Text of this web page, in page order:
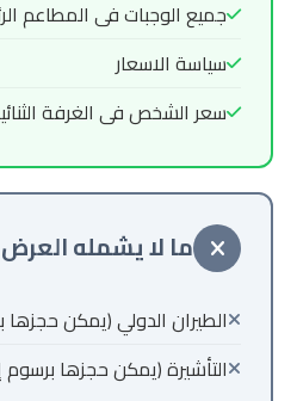
جميع الوجبات فى المطاعم
سياسة الاسعار
سعر الشخص فى الغرفة الثنائية
ما لا يشمله العرض
الطيران الدولي (يمكن
التأشيرة (يمكن حجزها